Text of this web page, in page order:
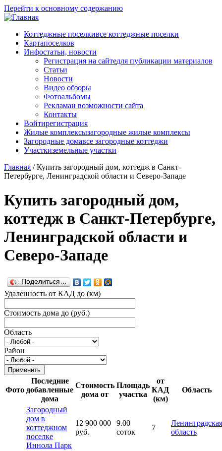
Перейти к основному содержанию
Коттеджные поселкивсе коттеджные поселки
Картапоселков
Инфостатьи, новости
Регистрация на сайтедля публикации материалов
Статьи
Новости
Видео обзоры
Фотоальбомы
Рекламаи возможности сайта
Контакты
Войтирегистрация
Жилые комплексызагородные жилые комплексы
Загородные домавсе загородные коттеджи
Участкиземельные участки
Главная /Купить загородный дом, коттедж в Санкт-
Петербурге, Ленинградской области и Северо-Западе
Купить загородный дом,
коттедж в Санкт-Петербурге,
Ленинградской области и
Северо-Западе
Поделиться…
Удаленность от КАД до (км)
Стоимость дома до (руб.)
Область
Район
Фото
Последние
добавленные
дома
Стоимость
дома от
Площадь
участка
от
КАД
(км)
Область
Загородный
дом в
коттеджном
поселке
Иннола Парк
12 900 000
руб.
9.00
соток
7
Ленинградская
область